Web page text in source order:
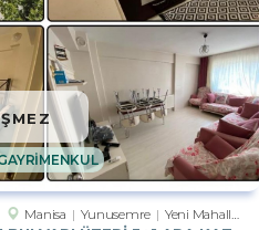
Manisa Yunusemre Yeni Mahalle Mah.